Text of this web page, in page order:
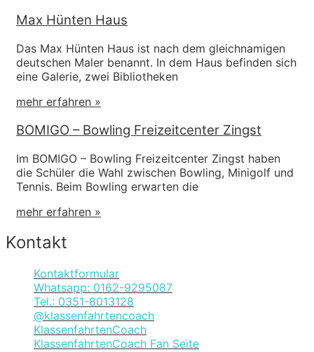
Max Hünten Haus
Das Max Hünten Haus ist nach dem gleichnamigen
deutschen Maler benannt. In dem Haus befinden sich
eine Galerie, zwei Bibliotheken
mehr erfahren »
BOMIGO – Bowling Freizeitcenter Zingst
Im BOMIGO – Bowling Freizeitcenter Zingst haben
die Schüler die Wahl zwischen Bowling, Minigolf und
Tennis. Beim Bowling erwarten die
mehr erfahren »
Kontakt
Kontaktformular
Whatsapp: 0162-9295087
Tel.: 0351-8013128
@klassenfahrtencoach
KlassenfahrtenCoach
KlassenfahrtenCoach Fan Seite